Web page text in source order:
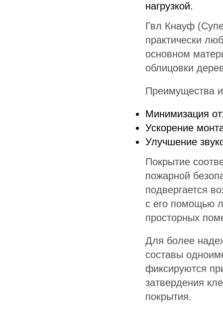
нагрузкой.
Гвл Кнауф
практически
основном
облицовки
Преимущества
Минимизация
Ускорение
Улучшение
Покрытие
пожарной
подвергается
с его помощью
просторных
Для более
составы
фиксируются
затвердения
покрытия.